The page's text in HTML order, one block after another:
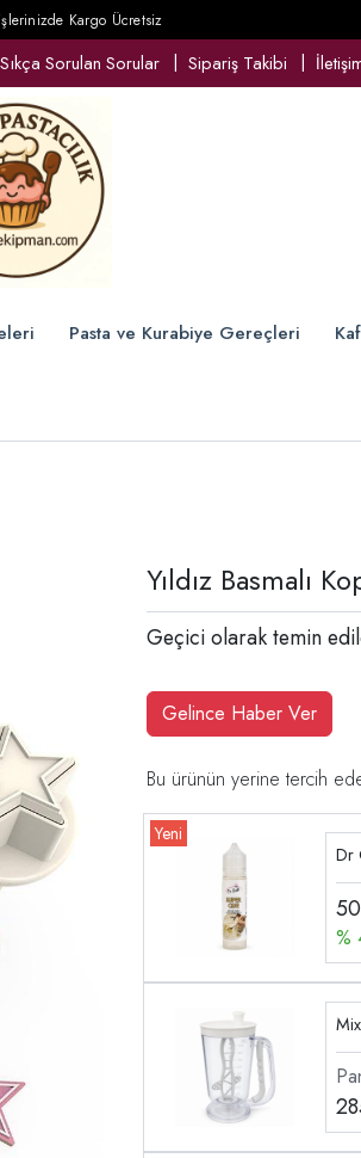
Kargo Ücretsiz
Sıkça Sorulan Sorular Sipariş Takibi
Pasta ve Kurabiye Gereçleri
Yıldız Basmalı
Geçici olarak temin
Gelince Haber Ver
Bu ürünün yerine tercih
Dr
%